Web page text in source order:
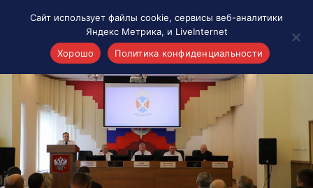
Акценты
Материалы о Рязани и области
Проекты 7 инфо
Здоровье
Интересное
Сайт использует файлы cookie, сервисы веб-аналитики
Яндекс Метрика, и LiveInternet
Хорошо
Политика конфиденциальности